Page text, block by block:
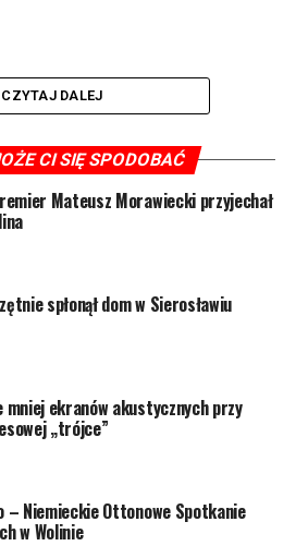
żaglowiec już gotowa
monitorują rzeki i zbiorniki w
CZYTAJ DALEJ
CI SIĘ SPODOBAĆ
Mateusz Morawiecki przyjechał
spłonął dom w Sierosławiu
mniej ekranów akustycznych przy
„trójce”
– Niemieckie Ottonowe Spotkanie
w Wolinie